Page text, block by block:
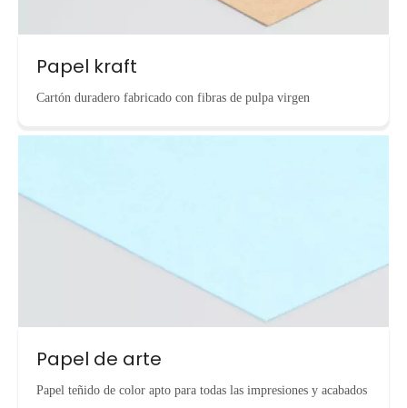
Papel kraft
Cartón duradero fabricado con fibras de pulpa virgen
Papel de arte
Papel teñido de color apto para todas las impresiones y acabados